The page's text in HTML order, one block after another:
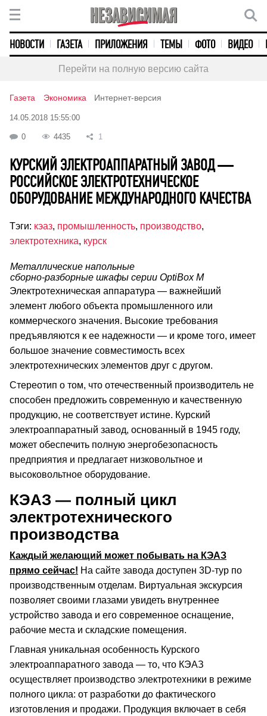
НОВОСТИ ГАЗЕТА ПРИЛОЖЕНИЯ ТЕМЫ ФОТО ВИДЕО
Перейти на полную версию сайта
Газета Экономика Интернет-версия
14.05.2018 15:55:00
0 4435 1
КУРСКИЙ ЭЛЕКТРОАППАРАТНЫЙ ЗАВОД —
РОССИЙСКОЕ ЭЛЕКТРОТЕХНИЧЕСКОЕ
ОБОРУДОВАНИЕ МЕЖДУНАРОДНОГО КАЧЕСТВА
Тэги: кэаз, промышленность, производство,
электротехника, курск
Металлические напольные
сборно-разборные шкафы серии OptiBox M
Электротехническая аппаратура — важнейший
элемент любого объекта промышленного или
коммерческого значения. Высокие требования
предъявляются к ее надежности — и кроме того, имеет
большое значение совместимость всех
электротехнических элементов друг с другом.
Стереотип о том, что отечественный производитель не
способен предложить современную и качественную
продукцию, не соответствует истине. Курский
электроаппаратный завод, основанный в 1945 году,
может обеспечить полную энергобезопасность
предприятия и предлагает низковольтное и
высоковольтное оборудование.
КЭАЗ — полный цикл
электротехнического
производства
Каждый желающий может побывать на КЭАЗ
прямо сейчас! На сайте завода доступен 3D-тур по
производственным отделам. Виртуальная экскурсия
позволяет своими глазами увидеть внутреннее
устройство завода и его современное оснащение,
рабочие места и складские помещения.
Главная уникальная особенность Курского
электроаппаратного завода — то, что КЭАЗ
осуществляет производство электротехники в режиме
полного цикла: от разработки до фактического
изготовления и продажи. Продукция включает в себя